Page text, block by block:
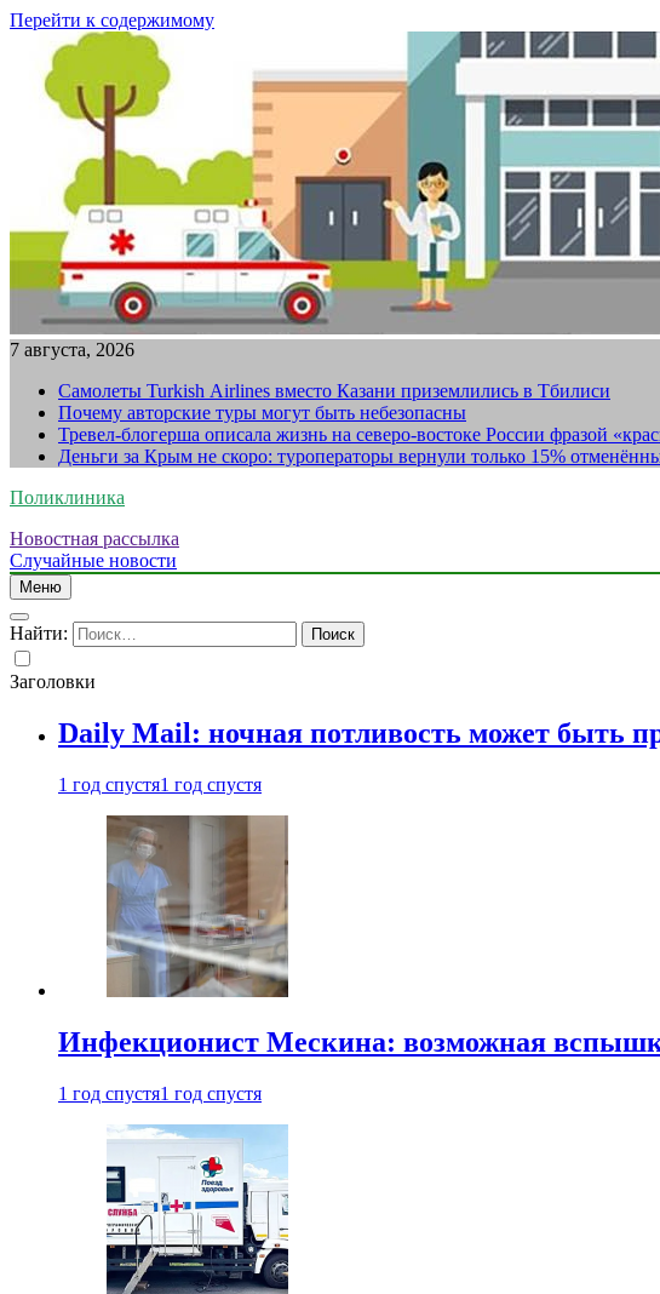
Перейти к содержимому
7 августа, 2026
Самолеты Turkish Airlines вместо Казани приземлились в Тбилиси
Почему авторские туры могут быть небезопасны
Тревел-блогерша описала жизнь на северо-востоке России фразой
Деньги за Крым не скоро: туроператоры вернули только 15%
Поликлиника
Новостная рассылка
Случайные новости
Меню
Найти:
Заголовки
Daily Mail: ночная потливость может быть
1 год спустя1 год спустя
Инфекционист Мескина: возможная
1 год спустя1 год спустя